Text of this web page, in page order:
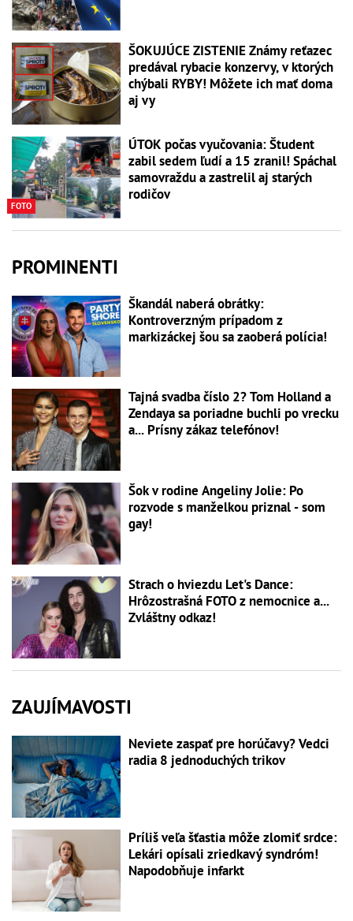
ŠOKUJÚCE ZISTENIE Známy reťazec
predával rybacie konzervy, v ktorých
chýbali RYBY! Môžete ich mať doma
aj vy
FOTO
ÚTOK počas vyučovania: Študent
zabil sedem ľudí a 15 zranil! Spáchal
samovraždu a zastrelil aj starých
rodičov
PROMINENTI
Škandál naberá obrátky:
Kontroverzným prípadom z
markizáckej šou sa zaoberá polícia!
Tajná svadba číslo 2? Tom Holland a
Zendaya sa poriadne buchli po vrecku
a... Prísny zákaz telefónov!
Šok v rodine Angeliny Jolie: Po
rozvode s manželkou priznal - som
gay!
Strach o hviezdu Let's Dance:
Hrôzostrašná FOTO z nemocnice a...
Zvláštny odkaz!
ZAUJÍMAVOSTI
Neviete zaspať pre horúčavy? Vedci
radia 8 jednoduchých trikov
Príliš veľa šťastia môže zlomiť srdce:
Lekári opísali zriedkavý syndróm!
Napodobňuje infarkt